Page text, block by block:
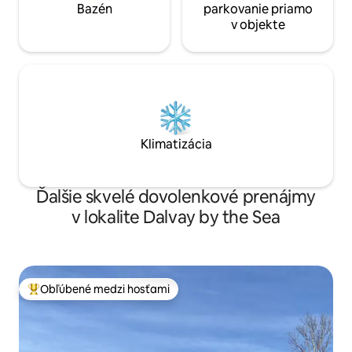
Bazén
parkovanie priamo
v objekte
Klimatizácia
Ďalšie skvelé dovolenkové prenájmy
v lokalite Dalvay by the Sea
Najobľúbenejšie medzi hosťami
Obľúbené medzi hosťami